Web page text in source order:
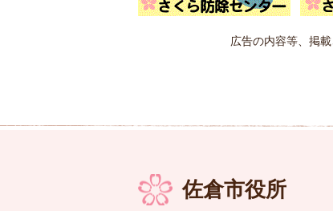
広告の内容等、掲
佐倉市役所